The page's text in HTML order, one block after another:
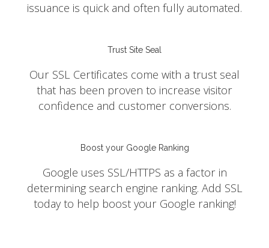
issuance is quick and often fully automated.
Trust Site Seal
Our SSL Certificates come with a trust seal
that has been proven to increase visitor
confidence and customer conversions.
Boost your Google Ranking
Google uses SSL/HTTPS as a factor in
determining search engine ranking. Add SSL
today to help boost your Google ranking!